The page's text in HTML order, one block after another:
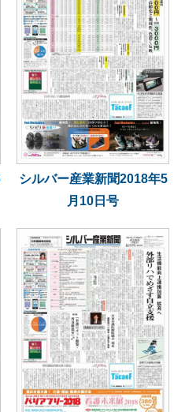
シルバー産業新聞2018年5
月10日号